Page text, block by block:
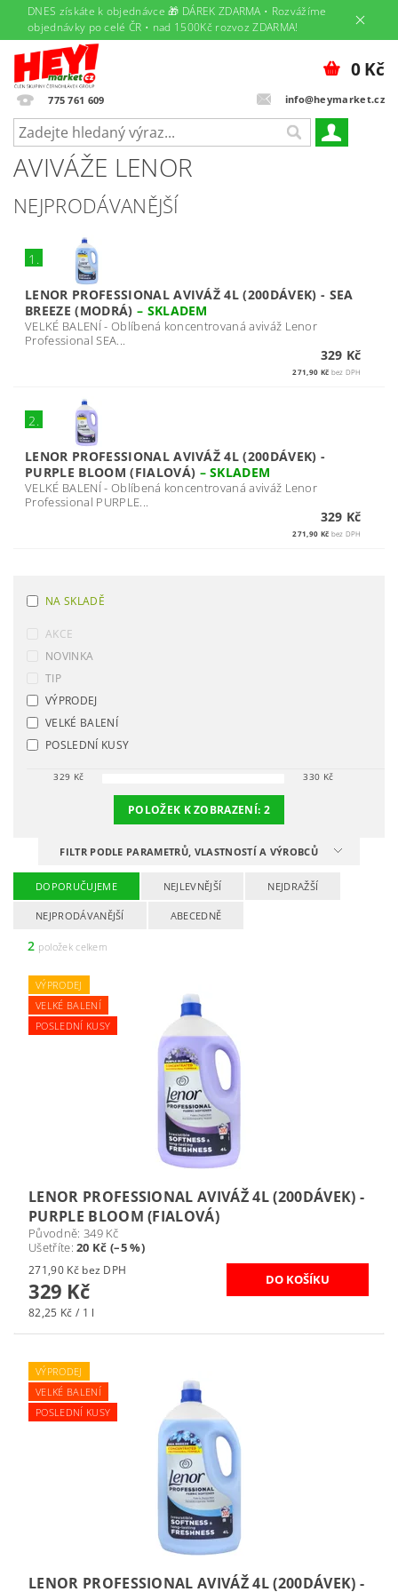
DNES získáte k objednávce 🎁 DÁREK ZDARMA • Rozvážíme
objednávky po celé ČR • nad 1500Kč rozvoz ZDARMA!
775 761 609 info@heymarket.cz
0 Kč
AVIVÁŽE LENOR
NEJPRODÁVANĚJŠÍ
1.
LENOR PROFESSIONAL AVIVÁŽ 4L (200DÁVEK) - SEA
BREEZE (MODRÁ) – SKLADEM
VELKÉ BALENÍ - Oblíbená koncentrovaná aviváž Lenor
Professional SEA...
329 Kč
271,90 Kč bez DPH
2.
LENOR PROFESSIONAL AVIVÁŽ 4L (200DÁVEK) -
PURPLE BLOOM (FIALOVÁ) –SKLADEM
VELKÉ BALENÍ - Oblíbená koncentrovaná aviváž Lenor
Professional PURPLE...
329 Kč
271,90 Kč bez DPH
NA SKLADĚ
AKCE
NOVINKA
TIP
VÝPRODEJ
VELKÉ BALENÍ
POSLEDNÍ KUSY
329 Kč 330 Kč
POLOŽEK K ZOBRAZENÍ: 2
FILTR PODLE PARAMETRŮ, VLASTNOSTÍ A VÝROBCŮ
DOPORUČUJEME NEJLEVNĚJŠÍ NEJDRAŽŠÍ
NEJPRODÁVANĚJŠÍ ABECEDNĚ
2 položek celkem
VÝPRODEJ
VELKÉ BALENÍ
POSLEDNÍ KUSY
LENOR PROFESSIONAL AVIVÁŽ 4L (200DÁVEK) -
PURPLE BLOOM (FIALOVÁ)
Původně: 349 Kč
Ušetříte:20 Kč (–5 %)
271,90 Kč bez DPH
329 Kč
82,25 Kč / 1 l
VÝPRODEJ
VELKÉ BALENÍ
POSLEDNÍ KUSY
LENOR PROFESSIONAL AVIVÁŽ 4L (200DÁVEK) -